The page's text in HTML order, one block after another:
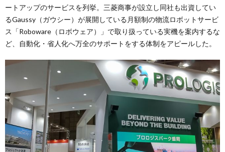
ートアップのサービスを列挙。三菱商事が設立し同社も出資してい
るGaussy（ガウシー）が展開している月額制の物流ロボットサービ
ス「Roboware（ロボウェア）」で取り扱っている実機を案内するな
ど、自動化・省人化へ万全のサポートをする体制をアピールした。